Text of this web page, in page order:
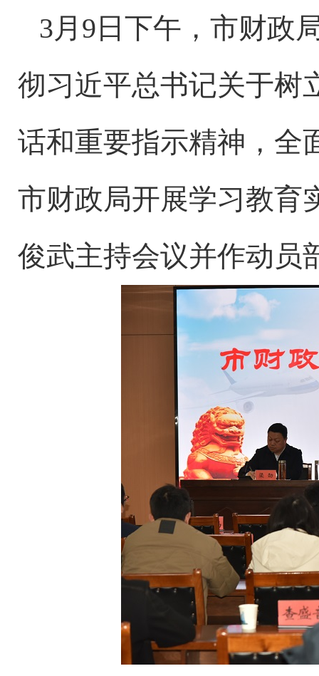
3月9日下午，市财政
彻习近平总书记关于树
话和重要指示精神，全
市财政局开展学习教育
俊武主持会议并作动员